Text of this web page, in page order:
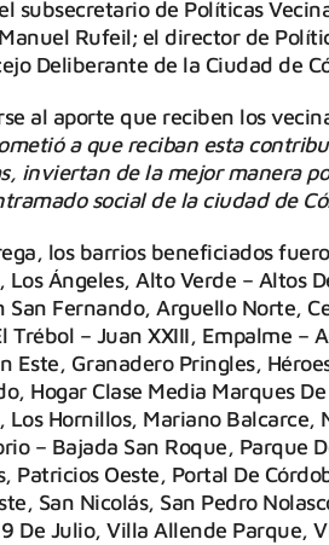
subsecretario de Políticas
Rufeil; el director de
Deliberante de la Ciudad de
al aporte que reciben los
a que reciban esta
inviertan de la mejor manera
social de la ciudad de
los barrios beneficiados
Ángeles, Alto Verde – Altos
Fernando, Arguello Norte,
Trébol – Juan XXIII, Empalme –
Este, Granadero Pringles,
Hogar Clase Media Marques
Los Hornillos, Mariano Balcarce,
– Bajada San Roque, Parque
Patricios Oeste, Portal De
San Nicolás, San Pedro
De Julio, Villa Allende Parque,